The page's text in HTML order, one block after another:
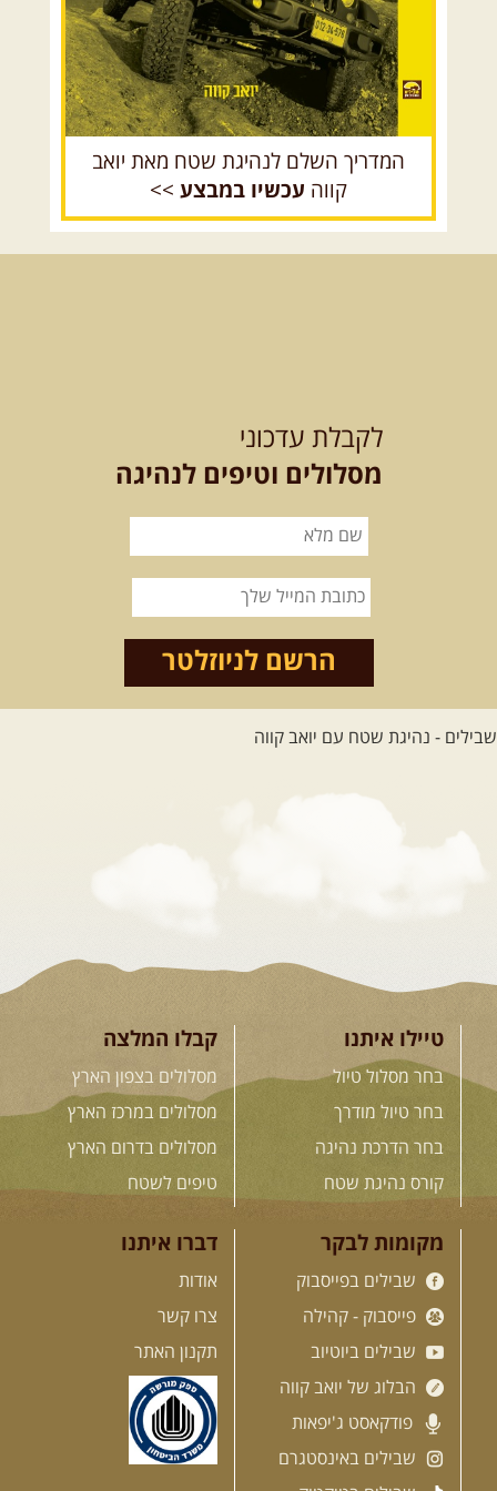
12-13.08.2026 רביעי-חמישי-
בלדה בין כוכבים במכתש רמון-
למגוון רכבי שטח
בחרנו לילה מיוחד לטיול מיוחד!
השמיים יהיו נקיים, הכוכבים ...
[המשך]
14.08.2026 שישי- מעיינות
מסעות בעולם
קירגיסטאן – בעקבות הנוודים,
והמרגשות בעולם. קירגיסטאן היא לא ...
26.08-02.09.2026 - גאורגיה,
הקווקז הגבוה מחכה לכם: נתיבי שטח
מרהיבים, פסגות מושלגות, אירוח ...
[המשך]
בין רכס הקווקז הנמוך לגבוה, בין נהרות
שוצפים למעברי הרים ...
לכל המסעות בעולם
. הדרכות נהיגה .
21.08.2026 שישי- קורס נהיגת
שטח בקבוצה
נהיגת שטח יכולה להיות חוויה נהדרת
אם לומדים לעשות אותה ...[המשך]
04.09.2026 שישי- מוסמך שטח
המדריך השלם לנהיגת שטח מאת יואב
קווה עכשיו במבצע >>
לקבלת עדכוני
מסלולים וטיפים לנהיגה
הרשם לניוזלטר
טיילו איתנו
בחר מסלול טיול
בחר טיול מודרך
בחר הדרכת נהיגה
קורס נהיגת שטח
קבלו המלצה
מסלולים בצפון הארץ
מסלולים במרכז הארץ
מסלולים בדרום הארץ
טיפים לשטח
מקומות לבקר
שבילים בפייסבוק
פייסבוק - קהילה
שבילים ביוטיוב
הבלוג של יואב קווה
פודקאסט ג'יפאות
שבילים באינסטגרם
דברו איתנו
אודות
צרו קשר
תקנון האתר